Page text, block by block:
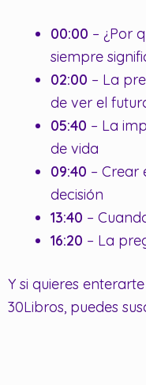
00:00 – ¿Por
siempre
02:00 – La
de ver el
05:40 – La
de vida
09:40 – Crear
decisión
13:40 –
16:20 – La
Y si quieres
30Libros, puedes